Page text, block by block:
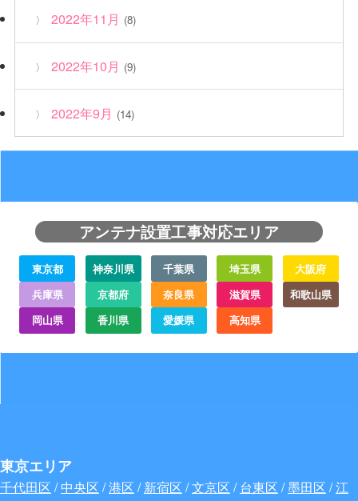
2022年11月 (8)
2022年10月 (9)
2022年9月 (14)
アンテナ設置工事対応エリア
東京都 神奈川県 千葉県 埼玉県
大阪府
兵庫県
京都府 奈良県 滋賀県
和歌山県
岡山県
香川県 愛媛県 高知県
東京エリア
千代田区 /中央区 /港区 /新宿区 /文京区 /台東区 /墨田区 /江